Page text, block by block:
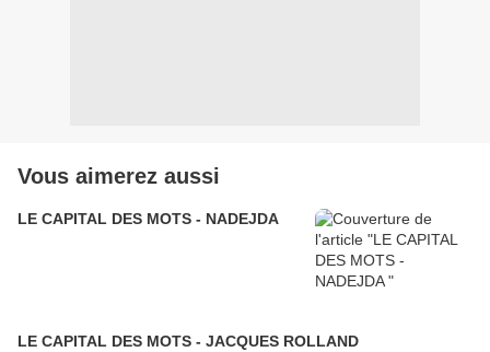
Vous aimerez aussi
LE CAPITAL DES MOTS - NADEJDA
LE CAPITAL DES MOTS - JACQUES ROLLAND